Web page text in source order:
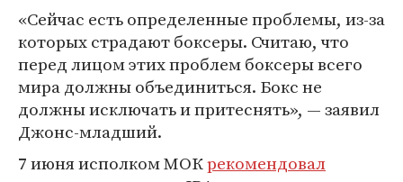
«Сейчас есть определенные проблемы, из-за
которых страдают боксеры. Считаю, что
перед лицом этих проблем боксеры всего
мира должны объединиться. Бокс не
должны исключать и притеснять», — заявил
Джонс-младший.
7 июня исполком МОКрекомендовал